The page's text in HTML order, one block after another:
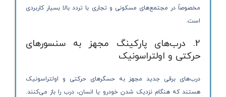
مخصوصاً در مجتمع‌های مسکونی و تجاری با تردد بالا بسیار کاربردی
است.
2. درب‌های پارکینگ مجهز به سنسورهای
حرکتی و اولتراسونیک
درب‌های برقی جدید مجهز به حسگرهای حرکتی و اولتراسونیک
هستند که هنگام نزدیک شدن خودرو یا انسان، درب را باز می‌کنند.